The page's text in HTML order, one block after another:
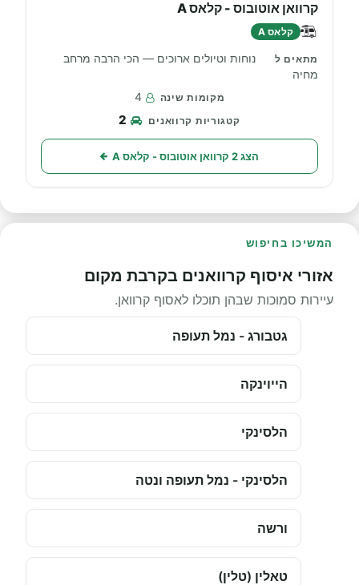
קרוואן אוטובוס - קלאס A
קלאס A
נוחות וטיולים ארוכים — הכי הרבה מרחב
מחיה
4
2
הצג 2 קרוואן אוטובוס - קלאס A
המשיכו בחיפוש
אזורי איסוף קרוואנים בקרבת מקום
עיירות סמוכות שבהן תוכלו לאסוף קרוואן.
גטבורג - נמל תעופה
הייוינקה
הלסינקי
הלסינקי - נמל תעופה ונטה
ורשה
טאלין (טלין)